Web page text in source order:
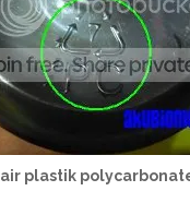
plastik